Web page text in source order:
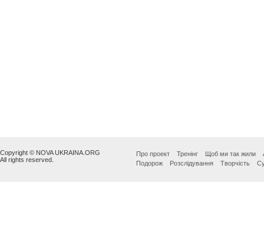
Copyright © NOVA UKRAINA.ORG
All rights reserved.
Про проект Тренінг Щоб ми так жили
Подорож
Розслідування Творчість